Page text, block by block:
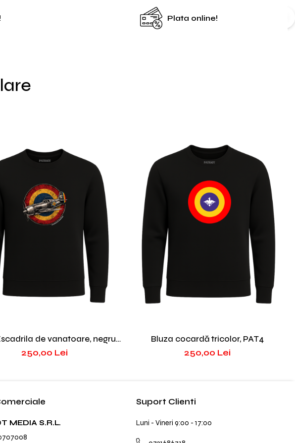
Plata online!
de vanatoare, negru,
PAT86
250,00 Lei
Bluza cocardă tricolor, PAT4
250,00 Lei
MEDIA S.R.L.
Suport Clienti
Luni - Vineri 9:00 - 17:00